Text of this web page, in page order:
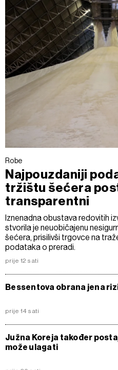
Robe
Najpouzdaniji
tržištu šećera
transparentni
Iznenadna obustava redovitih
stvorila je neuobičajenu
šećera, prisilivši trgovce na
podataka o preradi.
prije 12 sati
Bessentova obrana jena
prije 14 sati
Južna Koreja također
može ulagati